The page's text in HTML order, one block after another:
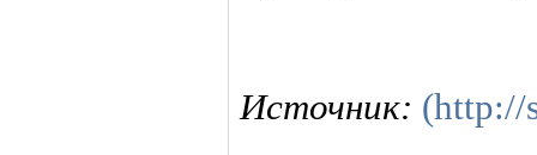
Источник: (http://